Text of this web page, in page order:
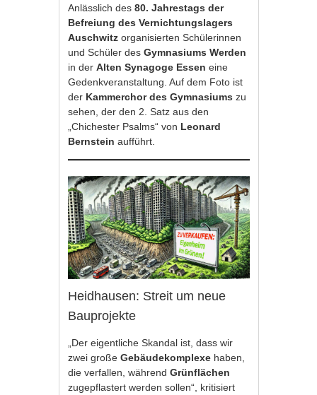
Anlässlich des80. Jahrestags der
Befreiung des Vernichtungslagers
Auschwitzorganisierten Schülerinnen
und Schüler desGymnasiums Werden
in derAlten Synagoge Essen eine
Gedenkveranstaltung. Auf dem Foto ist
der Kammerchor des Gymnasiumszu
sehen, der den 2. Satz aus den
„Chichester Psalms“ von Leonard
Bernstein aufführt.
Heidhausen: Streit um neue
Bauprojekte
„Der eigentliche Skandal ist, dass wir
zwei großeGebäudekomplexe haben,
die verfallen, währendGrünflächen
zugepflastert werden sollen“, kritisiert